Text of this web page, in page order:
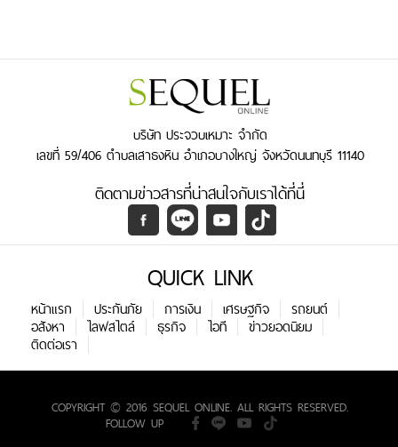
บริษัท ประจวบเหมาะ จำกัด
เลขที่ 59/406 ตำบลเสาธงหิน อำเภอบางใหญ่ จังหวัดนนทบุรี 11140
ติดตามข่าวสารที่น่าสนใจกับเราได้ที่นี่
QUICK LINK
หน้าแรก ประกันภัย การเงิน เศรษฐกิจ
รถยนต์
อสังหา
ไลฟสไตล์ ธุรกิจ ไอที
ข่าวยอดนิยม
ติดต่อเรา
COPYRIGHT © 2016 SEQUEL ONLINE. ALL RIGHTS RESERVED.
FOLLOW UP